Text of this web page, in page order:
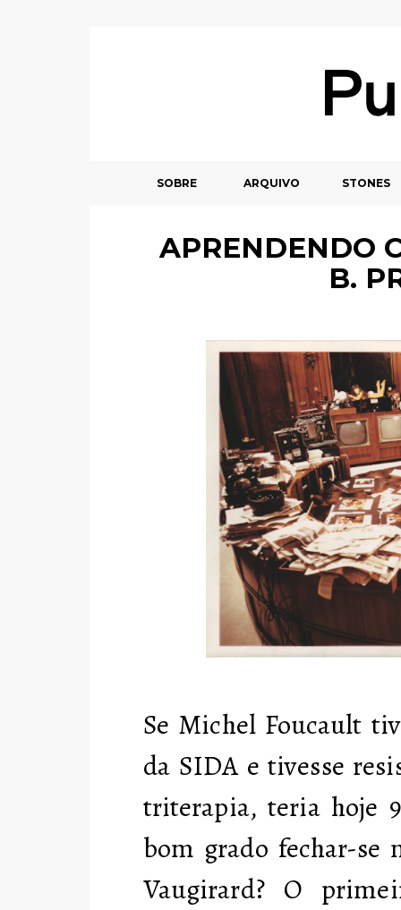
SOBRE ARQUIVO STONES
APRENDENDO
B.
Se Michel Foucault
da SIDA e tivesse
triterapia, teria hoje
bom grado fechar-se
Vaugirard? O